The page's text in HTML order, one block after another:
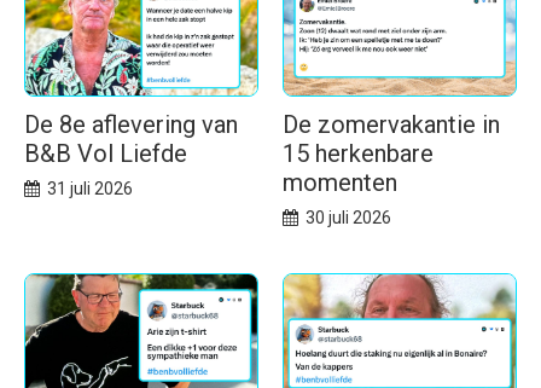
De 8e aflevering van
B&B Vol Liefde
31 juli 2026
De zomervakantie in
15 herkenbare
momenten
30 juli 2026